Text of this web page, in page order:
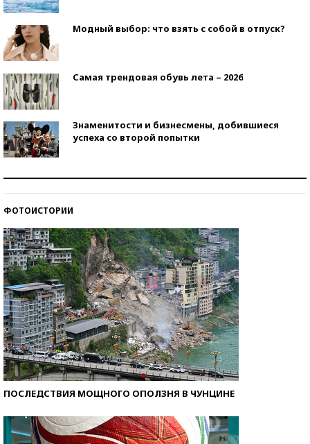
Модный выбор: что взять с собой в отпуск?
Самая трендовая обувь лета – 2026
Знаменитости и бизнесмены, добившиеся
успеха со второй попытки
ФОТОИСТОРИИ
ПОСЛЕДСТВИЯ МОЩНОГО ОПОЛЗНЯ В ЧУНЦИНЕ